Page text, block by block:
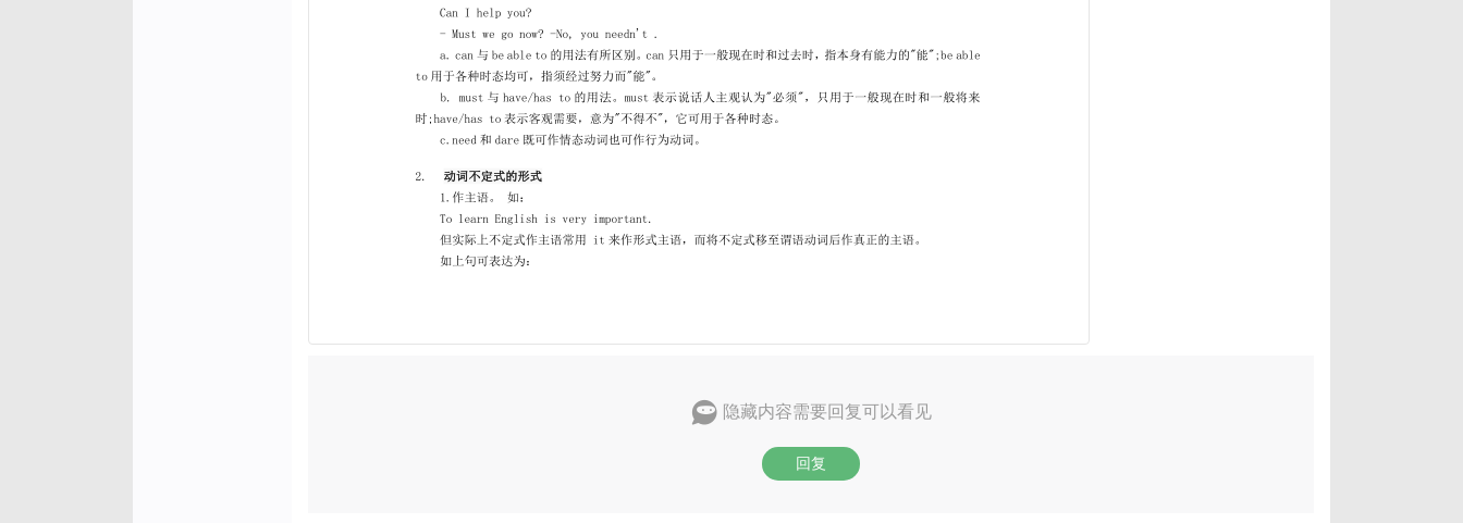
隐藏内容需要回复可以看见
回复